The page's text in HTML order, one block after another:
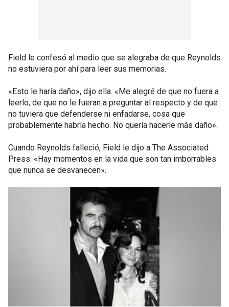
Field le confesó al medio que se alegraba de que Reynolds
no estuviera por ahí para leer sus memorias.
«Esto le haría daño», dijo ella. «Me alegré de que no fuera a
leerlo, de que no le fueran a preguntar al respecto y de que
no tuviera que defenderse ni enfadarse, cosa que
probablemente habría hecho. No quería hacerle más daño».
Cuando Reynolds falleció, Field le dijo a The Associated
Press: «Hay momentos en la vida que son tan imborrables
que nunca se desvanecen».